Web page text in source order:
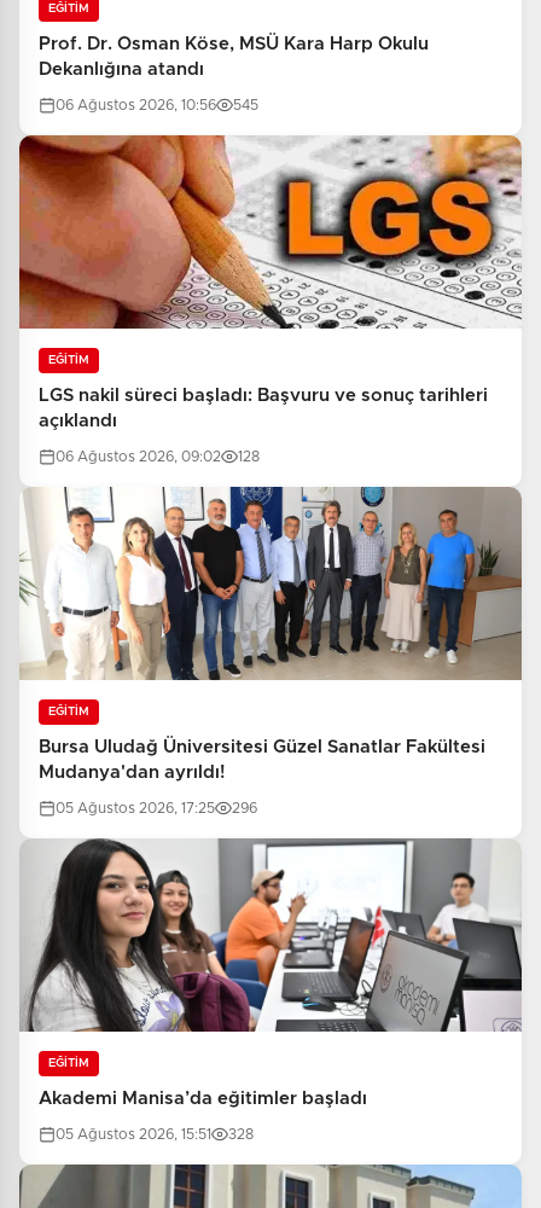
EĞİTİM
Prof. Dr. Osman Köse, MSÜ Kara Harp Okulu
Dekanlığına atandı
06 Ağustos 2026, 10:56 545
EĞİTİM
LGS nakil süreci başladı: Başvuru ve sonuç tarihleri
açıklandı
06 Ağustos 2026, 09:02 128
EĞİTİM
Bursa Uludağ Üniversitesi Güzel Sanatlar Fakültesi
Mudanya'dan ayrıldı!
05 Ağustos 2026, 17:25 296
EĞİTİM
Akademi Manisa’da eğitimler başladı
05 Ağustos 2026, 15:51 328